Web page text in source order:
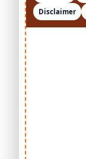
Disclaimer